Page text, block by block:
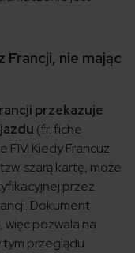
nie mając
przekazuje
(fr. fiche
FIV. Kiedy Francuz
szarą kartę, może
przez
Dokument
pozwala na
tym przeglądu